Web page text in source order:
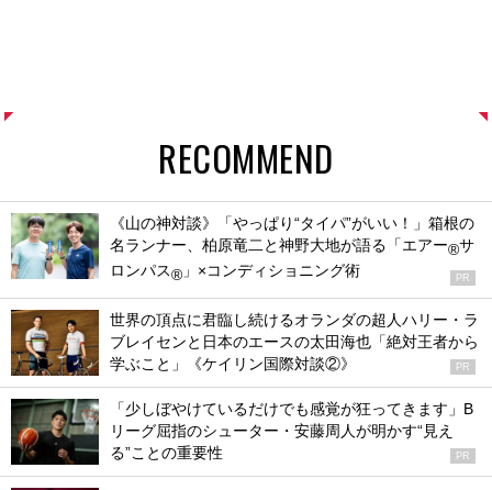
RECOMMEND
《山の神対談》「やっぱり“タイパ”がいい！」箱根の
名ランナー、柏原竜二と神野大地が語る「エアー®サ
ロンパス® 」×コンディショニング術 PR
世界の頂点に君臨し続けるオランダの超人ハリー・ラ
ブレイセンと日本のエースの太田海也「絶対王者から
学ぶこと」《ケイリン国際対談②》
PR
「少しぼやけているだけでも感覚が狂ってきます」B
リーグ屈指のシューター・安藤周人が明かす“見え
る”ことの重要性
PR